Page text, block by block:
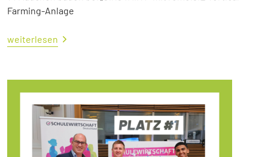
Farming-Anlage
weiterlesen